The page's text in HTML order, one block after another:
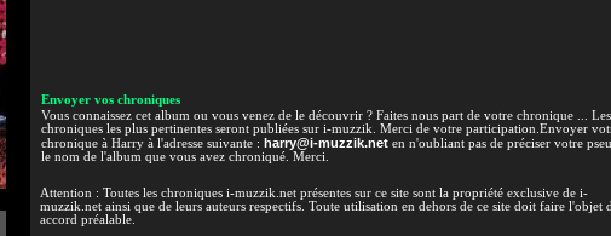
Envoyer vos chroniques
Vous connaissez cet album ou vous venez de le découvrir ? Faites nous part de votre chronique ... Les
chroniques les plus pertinentes seront publiées sur i-muzzik. Merci de votre participation.Envoyer
chronique à Harry à l'adresse suivante : harry@i-muzzik.neten n'oubliant pas de préciser votre
le nom de l'album que vous avez chroniqué. Merci.
Attention : Toutes les chroniques i-muzzik.net présentes sur ce site sont la propriété exclusive de i-
muzzik.net ainsi que de leurs auteurs respectifs. Toute utilisation en dehors de ce site doit faire l'objet
accord préalable.